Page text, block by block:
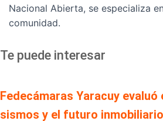
Nacional Abierta, se especializa
comunidad.
Te puede interesar
Fedecámaras Yaracuy
sismos y el futuro inmobiliario